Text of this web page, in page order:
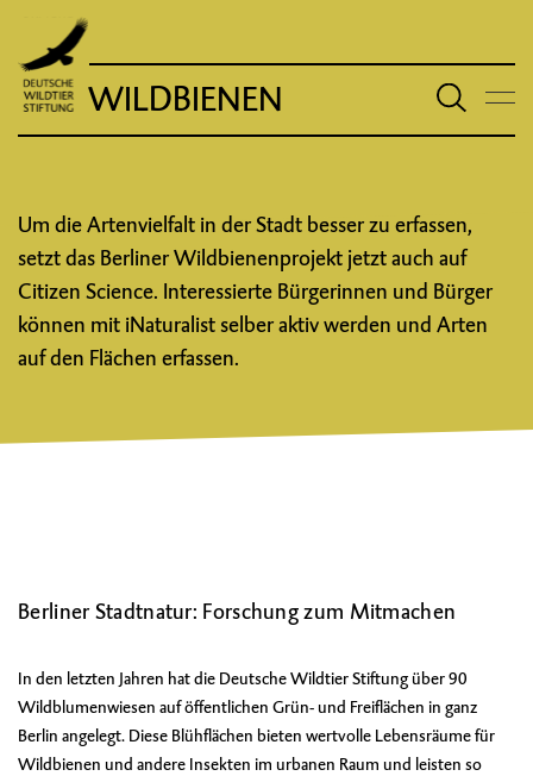
WILDBIENEN
Um die Artenvielfalt in der Stadt besser zu erfassen,
setzt das Berliner Wildbienenprojekt jetzt auch auf
Citizen Science. Interessierte Bürgerinnen und Bürger
können mit iNaturalist selber aktiv werden und Arten
auf den Flächen erfassen.
Berliner Stadtnatur: Forschung zum Mitmachen
In den letzten Jahren hat die Deutsche Wildtier Stiftung über 90
Wildblumenwiesen auf öffentlichen Grün- und Freiflächen in ganz
Berlin angelegt. Diese Blühflächen bieten wertvolle Lebensräume für
Wildbienen und andere Insekten im urbanen Raum und leisten so